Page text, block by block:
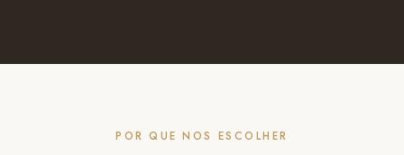
POR QUE NOS ESCOLHER